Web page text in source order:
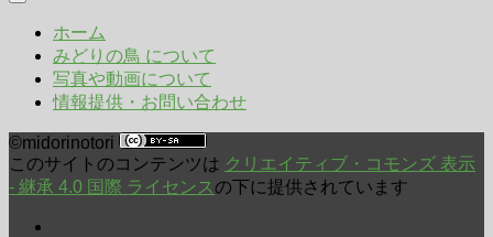
ホーム
みどりの鳥 について
写真や動画について
情報提供・お問い合わせ
©midorinotori
このサイトのコンテンツは クリエイティブ・コモンズ 表示
- 継承 4.0 国際 ライセンス の下に提供されています